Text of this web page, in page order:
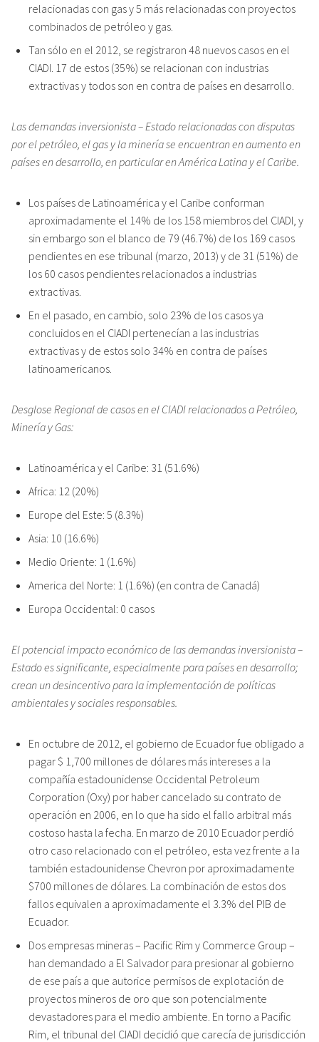
relacionadas con gas y 5 más relacionadas con proyectos
combinados de petróleo y gas.
Tan sólo en el 2012, se registraron 48 nuevos casos en el
CIADI. 17 de estos (35%) se relacionan con industrias
extractivas y todos son en contra de países en desarrollo.
Las demandas inversionista – Estado relacionadas con disputas
por el petróleo, el gas y la minería se encuentran en aumento en
países en desarrollo, en particular en América Latina y el Caribe.
Los países de Latinoamérica y el Caribe conforman
aproximadamente el 14% de los 158 miembros del CIADI, y
sin embargo son el blanco de 79 (46.7%) de los 169 casos
pendientes en ese tribunal (marzo, 2013) y de 31 (51%) de
los 60 casos pendientes relacionados a industrias
extractivas.
En el pasado, en cambio, solo 23% de los casos ya
concluidos en el CIADI pertenecían a las industrias
extractivas y de estos solo 34% en contra de países
latinoamericanos.
Desglose Regional de casos en el CIADI relacionados a Petróleo,
Minería y Gas:
Latinoamérica y el Caribe: 31 (51.6%)
Africa: 12 (20%)
Europe del Este: 5 (8.3%)
Asia: 10 (16.6%)
Medio Oriente: 1 (1.6%)
America del Norte: 1 (1.6%) (en contra de Canadá)
Europa Occidental: 0 casos
El potencial impacto económico de las demandas inversionista –
Estado es significante, especialmente para países en desarrollo;
crean un desincentivo para la implementación de políticas
ambientales y sociales responsables.
En octubre de 2012, el gobierno de Ecuador fue obligado a
pagar $ 1,700 millones de dólares más intereses a la
compañía estadounidense Occidental Petroleum
Corporation (Oxy) por haber cancelado su contrato de
operación en 2006, en lo que ha sido el fallo arbitral más
costoso hasta la fecha. En marzo de 2010 Ecuador perdió
otro caso relacionado con el petróleo, esta vez frente a la
también estadounidense Chevron por aproximadamente
$700 millones de dólares. La combinación de estos dos
fallos equivalen a aproximadamente el 3.3% del PIB de
Ecuador.
Dos empresas mineras – Pacific Rim y Commerce Group –
han demandado a El Salvador para presionar al gobierno
de ese país a que autorice permisos de explotación de
proyectos mineros de oro que son potencialmente
devastadores para el medio ambiente. En torno a Pacific
Rim, el tribunal del CIADI decidió que carecía de jurisdicción